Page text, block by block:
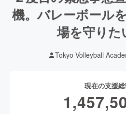
機。バレーボール
場を守りた
Tokyo Volleyball
現在の支援